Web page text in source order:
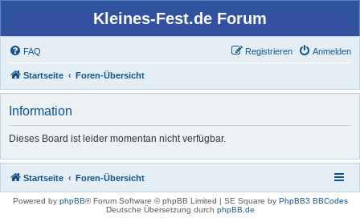
Kleines-Fest.de Forum
FAQ Anmelden
Registrieren
Startseite Foren-Übersicht
Information
Dieses Board ist leider momentan nicht verfügbar.
Startseite Foren-Übersicht
Powered by phpBB® Forum Software © phpBB Limited | SE Square by PhpBB3 BBCodes
Deutsche Übersetzung durch phpBB.de